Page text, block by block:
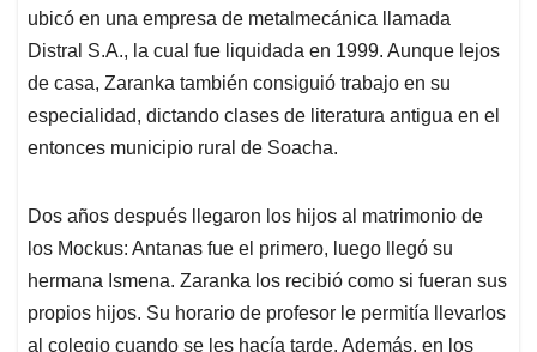
ubicó en una empresa de metalmecánica llamada
Distral S.A., la cual fue liquidada en 1999. Aunque lejos
de casa, Zaranka también consiguió trabajo en su
especialidad, dictando clases de literatura antigua en el
entonces municipio rural de Soacha.
Dos años después llegaron los hijos al matrimonio de
los Mockus: Antanas fue el primero, luego llegó su
hermana Ismena. Zaranka los recibió como si fueran sus
propios hijos. Su horario de profesor le permitía llevarlos
al colegio cuando se les hacía tarde. Además, en los